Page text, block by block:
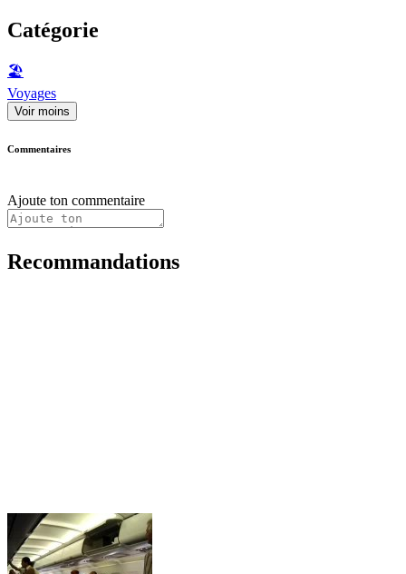
Catégorie
🏖
Voyages
Voir moins
Commentaires
Ajoute ton commentaire
Recommandations